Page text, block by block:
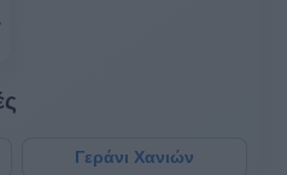
Γεράνι Χανιών